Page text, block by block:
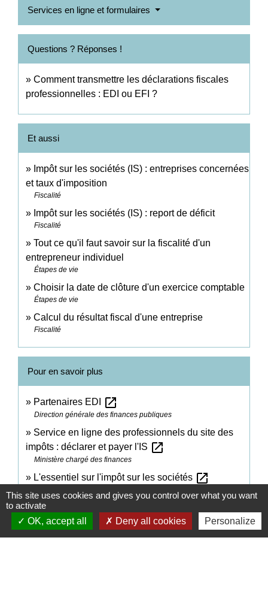
Services en ligne et formulaires
Questions ? Réponses !
Comment transmettre les déclarations fiscales
professionnelles : EDI ou EFI ?
Et aussi
Impôt sur les sociétés (IS) : entreprises concernées
et taux d'imposition
Fiscalité
Impôt sur les sociétés (IS) : report de déficit
Fiscalité
Tout ce qu'il faut savoir sur la fiscalité d'un
entrepreneur individuel
Étapes de vie
Choisir la date de clôture d'un exercice comptable
Étapes de vie
Calcul du résultat fiscal d'une entreprise
Fiscalité
Pour en savoir plus
Partenaires EDI open_in_new
Direction générale des finances publiques
Service en ligne des professionnels du site des
impôts : déclarer et payer l'IS open_in_new
Ministère chargé des finances
L'essentiel sur l'impôt sur les sociétés open_in_new
Comment adhérer à la procédure EDI ?
Ministère chargé des finances
This site uses cookies and gives you control over what you want
to activate
OK, accept all
Deny all cookies Personalize